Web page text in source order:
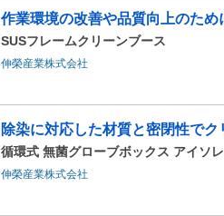
作業環境の改善や品質向上のため
SUSフレームクリーンブース
伸榮産業株式会社
除染に対応した材質と密閉性で
循環式 無菌グローブボックス アイソ
伸榮産業株式会社